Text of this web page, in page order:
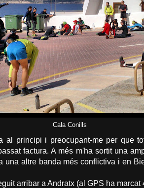
Cala Conills
principi i preocupant-me per que
factura. A més m'ha sortit una
altre banda més conflictiva i en
arribar a Andratx (al GPS ha